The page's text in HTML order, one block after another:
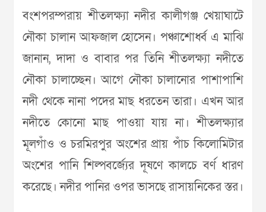
বংশপরম্পরায় শীতলক্ষ্যা নদীর কালীগঞ্জ খেয়াঘাটে
নৌকা চালান আফজাল হোসেন। পঞ্চাশোর্ধ্ব এ মাঝি
জানান, দাদা ও বাবার পর তিনি শীতলক্ষ্যা নদীতে
নৌকা চালাচ্ছেন। আগে নৌকা চালানোর পাশাপাশি
নদী থেকে নানা পদের মাছ ধরতেন তারা। এখন আর
নদীতে কোনো মাছ পাওয়া যায় না। শীতলক্ষ্যার
মূলগাঁও ও চরমিরপুর অংশের প্রায় পাঁচ কিলোমিটার
অংশের পানি শিল্পবর্জ্যের দূষণে কালচে বর্ণ ধারণ
করেছে। নদীর পানির ওপর ভাসছে রাসায়নিকের স্তর।